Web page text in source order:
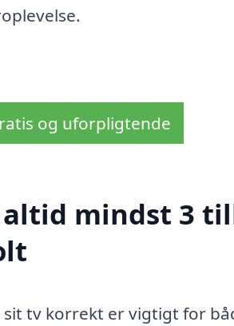
og uforpligtende
mindst 3
tv korrekt er vigtigt for